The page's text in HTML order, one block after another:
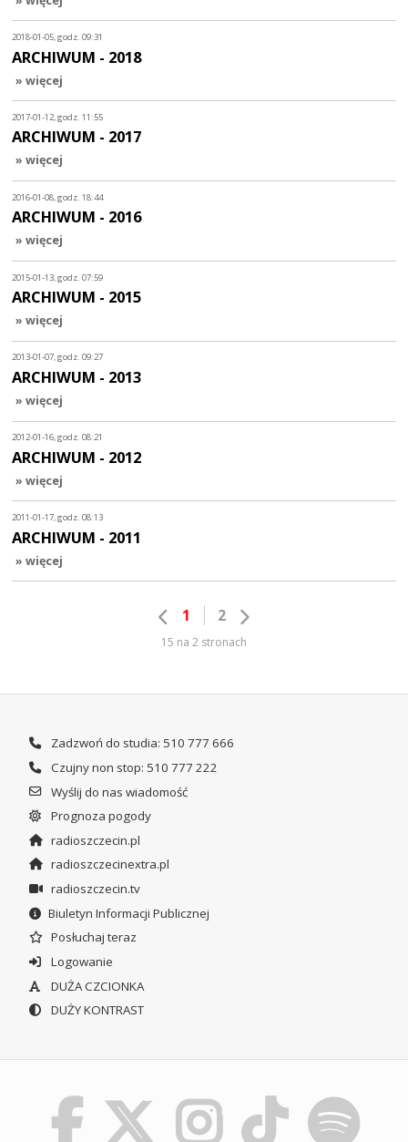
2018-01-05, godz. 09:31
ARCHIWUM - 2018
» więcej
2017-01-12, godz. 11:55
ARCHIWUM - 2017
» więcej
2016-01-08, godz. 18:44
ARCHIWUM - 2016
» więcej
2015-01-13, godz. 07:59
ARCHIWUM - 2015
» więcej
2013-01-07, godz. 09:27
ARCHIWUM - 2013
» więcej
2012-01-16, godz. 08:21
ARCHIWUM - 2012
» więcej
2011-01-17, godz. 08:13
ARCHIWUM - 2011
» więcej
1 2
15 na 2 stronach
Zadzwoń do studia: 510 777 666
Czujny non stop: 510 777 222
Wyślij do nas wiadomość
Prognoza pogody
radioszczecin.pl
radioszczecinextra.pl
radioszczecin.tv
Biuletyn Informacji Publicznej
Posłuchaj teraz
Logowanie
DUŻA CZCIONKA
DUŻY KONTRAST